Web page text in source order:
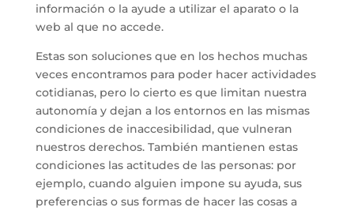
información o la ayude a utilizar el aparato o la
web al que no accede.
Estas son soluciones que en los hechos muchas
veces encontramos para poder hacer actividades
cotidianas, pero lo cierto es que limitan nuestra
autonomía y dejan a los entornos en las mismas
condiciones de inaccesibilidad, que vulneran
nuestros derechos. También mantienen estas
condiciones las actitudes de las personas: por
ejemplo, cuando alguien impone su ayuda, sus
preferencias o sus formas de hacer las cosas a